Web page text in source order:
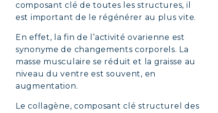
composant clé de toutes les structures, il
est important de le régénérer au plus vite.
En effet, la fin de l’activité ovarienne est
synonyme de changements corporels. La
masse musculaire se réduit et la graisse au
niveau du ventre est souvent, en
augmentation.
Le collagène, composant clé structurel des